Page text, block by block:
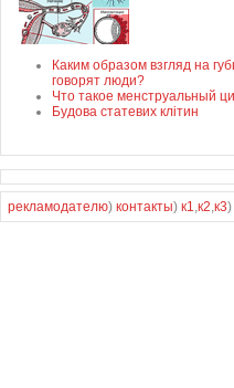
Каким образом взгляд на
говорят люди?
Что такое менструальный
Будова статевих клітин
рекламодателю) контакты) к1,к2,к3)